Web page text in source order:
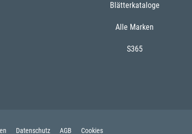
Blätterkataloge
Alle Marken
S365
Datenschutz AGB Cookies